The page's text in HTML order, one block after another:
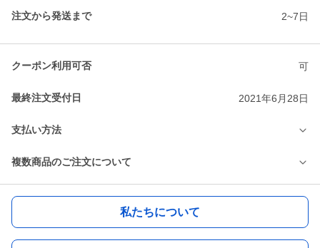
注文から発送まで 2~7日
クーポン利用可否 可
最終注文受付日 2021年6月28日
支払い方法
複数商品のご注文について
私たちについて